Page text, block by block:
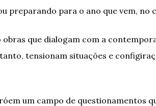
preparando para o ano que vem, no
que dialogam com a
tensionam situações e
um campo de questionamentos